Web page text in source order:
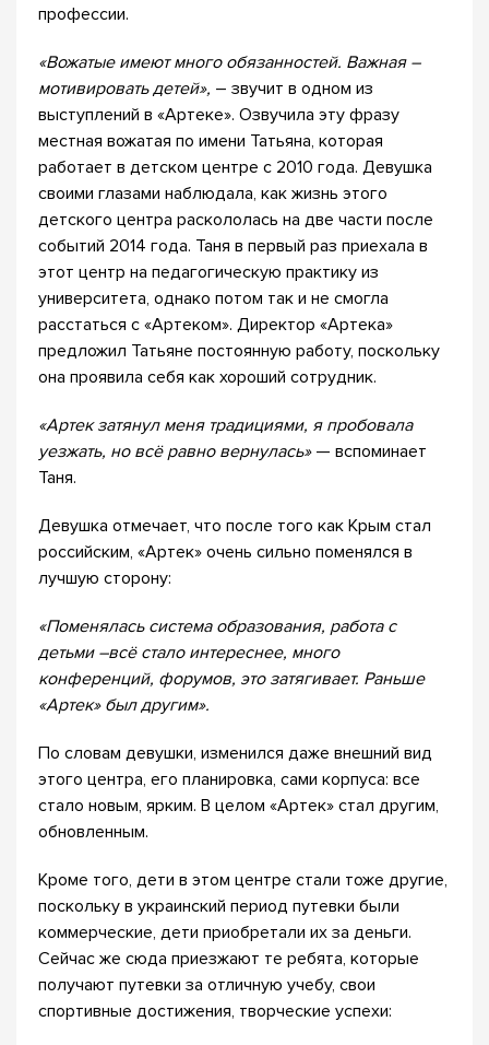
профессии.
«Вожатые имеют много обязанностей. Важная –
мотивировать детей», – звучит в одном из
выступлений в «Артеке». Озвучила эту фразу
местная вожатая по имени Татьяна, которая
работает в детском центре с 2010 года. Девушка
своими глазами наблюдала, как жизнь этого
детского центра раскололась на две части после
событий 2014 года. Таня в первый раз приехала в
этот центр на педагогическую практику из
университета, однако потом так и не смогла
расстаться с «Артеком». Директор «Артека»
предложил Татьяне постоянную работу, поскольку
она проявила себя как хороший сотрудник.
«Артек затянул меня традициями, я пробовала
уезжать, но всё равно вернулась»— вспоминает
Таня.
Девушка отмечает, что после того как Крым стал
российским, «Артек» очень сильно поменялся в
лучшую сторону:
«Поменялась система образования, работа с
детьми –всё стало интереснее, много
конференций, форумов, это затягивает. Раньше
«Артек» был другим».
По словам девушки, изменился даже внешний вид
этого центра, его планировка, сами корпуса: все
стало новым, ярким. В целом «Артек» стал другим,
обновленным.
Кроме того, дети в этом центре стали тоже другие,
поскольку в украинский период путевки были
коммерческие, дети приобретали их за деньги.
Сейчас же сюда приезжают те ребята, которые
получают путевки за отличную учебу, свои
спортивные достижения, творческие успехи: